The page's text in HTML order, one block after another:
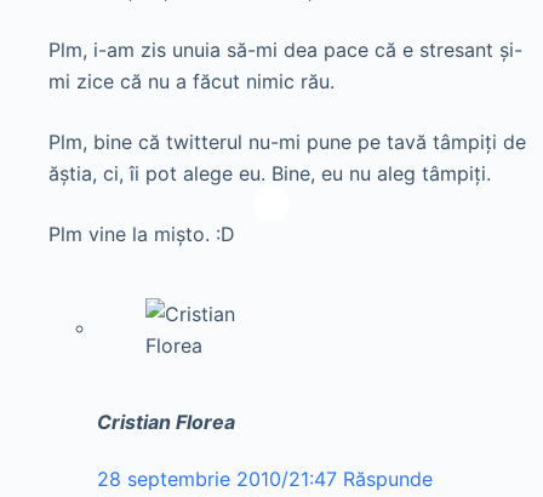
Plm, i-am zis unuia să-mi dea pace că e stresant și-
mi zice că nu a făcut nimic rău.
Plm, bine că twitterul nu-mi pune pe tavă tâmpiți de
ăștia, ci, îi pot alege eu. Bine, eu nu aleg tâmpiți.
Plm vine la mișto. :D
Cristian Florea
28 septembrie 2010/21:47 Răspunde